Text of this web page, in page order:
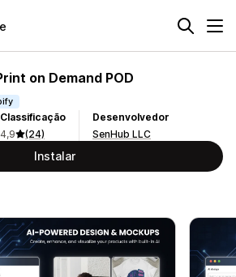
on Demand POD
Classificação
4,9
(24)
Desenvolvedor
SenHub LLC
Instalar